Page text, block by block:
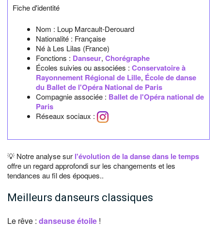
Fiche d'identité
Nom : Loup Marcault-Derouard
Nationalité : Française
Né à Les Lilas (France)
Fonctions : Danseur, Chorégraphe
Écoles suivies ou associées : Conservatoire à
Rayonnement Régional de Lille, École de danse
du Ballet de l'Opéra National de Paris
Compagnie associée : Ballet de l'Opéra national de
Paris
Réseaux sociaux :
💡 Notre analyse sur l'évolution de la danse dans le temps
offre un regard approfondi sur les changements et les
tendances au fil des époques..
Meilleurs danseurs classiques
Le rêve : danseuse étoile !